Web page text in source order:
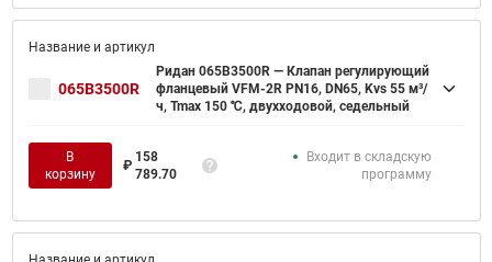
065B3500R
Ридан 065B3500R — Клапан регулирующий
фланцевый VFM-2R PN16, DN65, Kvs 55 м³/
ч, Tmax 150 ℃, двухходовой, седельный
В
корзину
₽
158
789.70
Входит в складскую
программу